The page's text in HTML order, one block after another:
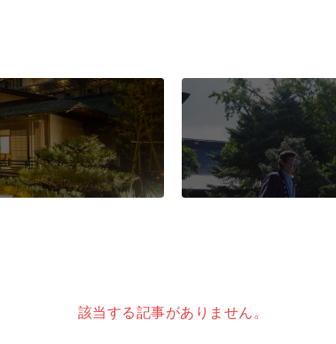
該当する記事がありません。